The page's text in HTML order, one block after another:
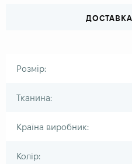
Розмір:
Тканина:
Країна виробник:
Колір: